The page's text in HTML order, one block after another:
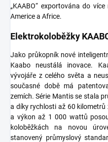
„KAABO“ exportována do
Americe a Africe.
Elektrokoloběžky
Jako průkopník nové
Kaabo neustálá inovace.
vývojáře z celého světa a
současné době má
zemích. Série Mantis se stala
a díky rychlosti až 60
a výkon až 1 000 wattů
koloběžkách na novou
stanovený průmyslový